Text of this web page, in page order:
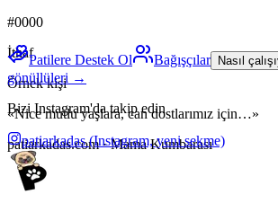
#0000
İthaf
Örnek kişi
«Nice mutlu yaşlara, can dostlarımız için…»
patiarkadas.com · Mama Kumbarası
Patilere Destek Ol Bağışçılar Nasıl
gönüllüleri →
Bizi Instagram'da takip edin
patiarkadas(Instagram, yeni sekme)